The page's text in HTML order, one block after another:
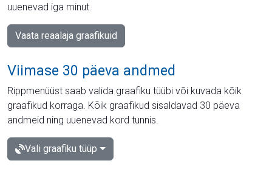
uuenevad iga minut.
Vaata reaalaja graafikuid
Viimase 30 päeva andmed
Rippmenüüst saab valida graafiku tüübi või kuvada kõik
graafikud korraga. Kõik graafikud sisaldavad 30 päeva
andmeid ning uuenevad kord tunnis.
Vali graafiku tüüp